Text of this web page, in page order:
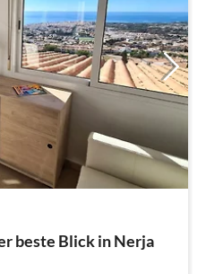
beste Blick in Nerja